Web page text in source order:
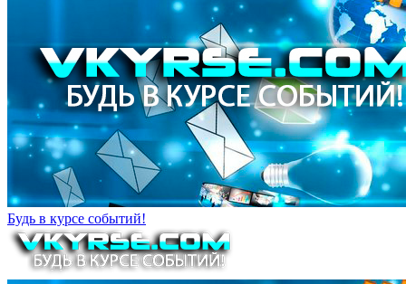
Будь в курсе событий!